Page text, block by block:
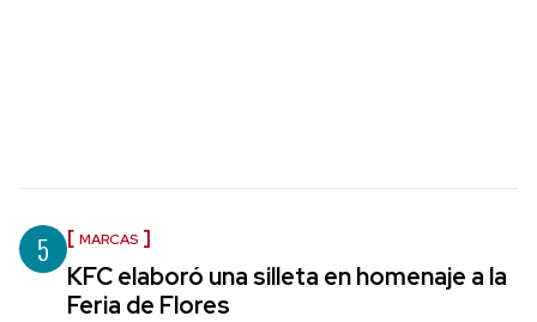
5 MARCAS
KFC elaboró una silleta en homenaje a la
Feria de Flores